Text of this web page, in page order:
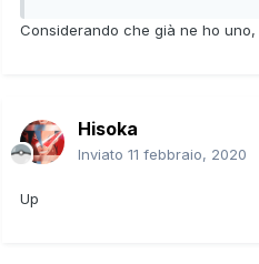
Considerando che già ne ho
Hisoka
Inviato 11 febbraio, 2020
Up